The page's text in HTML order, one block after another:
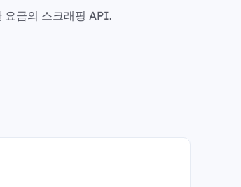
요금의 스크래핑 API.